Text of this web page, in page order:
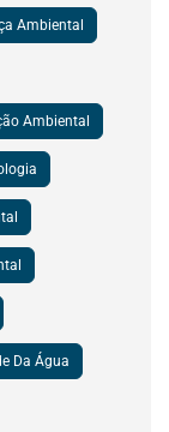
Ambiental
Ambiental
Da Água